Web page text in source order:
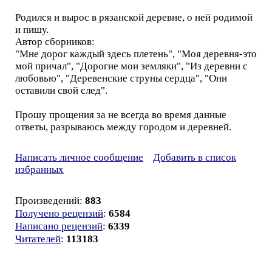
Родился и вырос в рязанской деревне, о ней родимой
и пишу.
Автор сборников:
"Мне дорог каждый здесь плетень", "Моя деревня-это
мой причал", "Дорогие мои земляки", "Из деревни с
любовью", "Деревенские струны сердца", "Они
оставили свой след".
Прошу прощения за не всегда во время данные
ответы, разрываюсь между городом и деревней.
Написать личное сообщение
Добавить в список
избранных
Произведений: 883
Получено рецензий: 6584
Написано рецензий: 6339
Читателей: 113183